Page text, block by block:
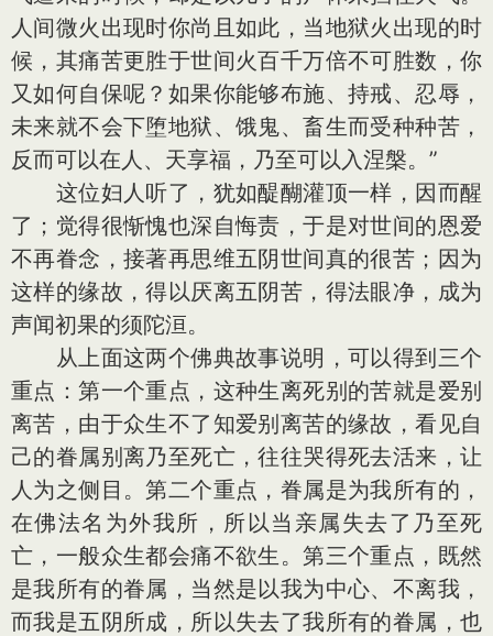
人间微火出现时你尚且如此，当地狱火出现的时
候，其痛苦更胜于世间火百千万倍不可胜数，你
又如何自保呢？如果你能够布施、持戒、忍辱，
未来就不会下堕地狱、饿鬼、畜生而受种种苦，
反而可以在人、天享福，乃至可以入涅槃。”
这位妇人听了，犹如醍醐灌顶一样，因而醒
了；觉得很惭愧也深自悔责，于是对世间的恩爱
不再眷念，接著再思维五阴世间真的很苦；因为
这样的缘故，得以厌离五阴苦，得法眼净，成为
声闻初果的须陀洹。
从上面这两个佛典故事说明，可以得到三个
重点：第一个重点，这种生离死别的苦就是爱别
离苦，由于众生不了知爱别离苦的缘故，看见自
己的眷属别离乃至死亡，往往哭得死去活来，让
人为之侧目。第二个重点，眷属是为我所有的，
在佛法名为外我所，所以当亲属失去了乃至死
亡，一般众生都会痛不欲生。第三个重点，既然
是我所有的眷属，当然是以我为中心、不离我，
而我是五阴所成，所以失去了我所有的眷属，也